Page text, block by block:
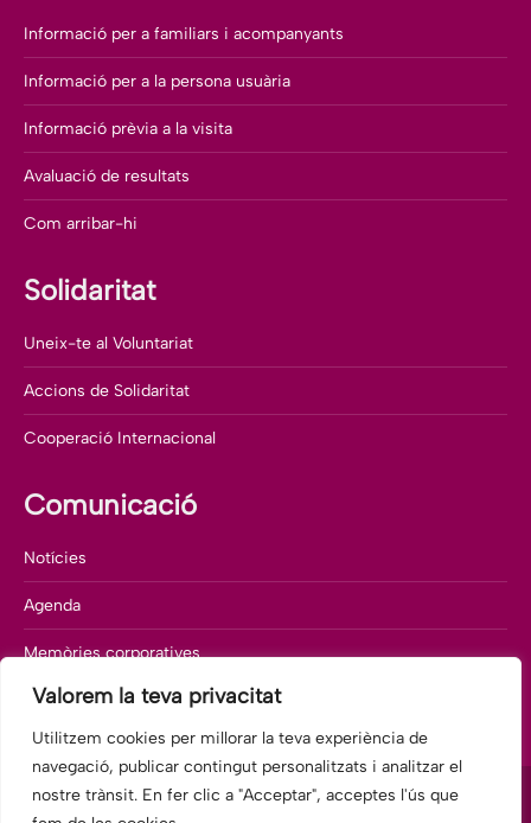
Valorem la teva privacitat
Utilitzem cookies per millorar la teva experiència de
navegació, publicar contingut personalitzats i analitzar el
nostre trànsit. En fer clic a "Acceptar", acceptes l'ús que
Informació per a familiars i acompanyants
Informació per a la persona usuària
Informació prèvia a la visita
Avaluació de resultats
Com arribar-hi
Solidaritat
Uneix-te al Voluntariat
Accions de Solidaritat
Cooperació Internacional
Comunicació
Notícies
Agenda
Memòries corporatives
Departament de comunicació